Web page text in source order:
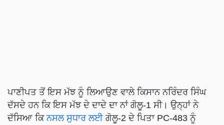
ਪਾਣੀਪਤ ਤੋਂ ਇਸ ਮੱਝ ਨੂੰ ਲਿਆਉਣ ਵਾਲੇ ਕਿਸਾਨ ਨਰਿੰਦਰ ਸਿੰਘ
ਦੱਸਦੇ ਹਨ ਕਿ ਇਸ ਮੱਝ ਦੇ ਦਾਦੇ ਦਾ ਨਾਂ ਗੋਲੂ-1 ਸੀ। ਉਨ੍ਹਾਂ ਨੇ
ਦੱਸਿਆ ਕਿਨਸਲ ਸੁਧਾਰ ਲਈ ਗੋਲੂ-2 ਦੇ ਪਿਤਾ PC-483 ਨੂੰ